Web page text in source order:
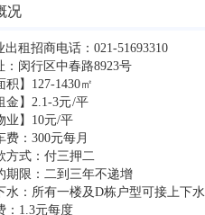
况
租招商电话：021-51693310
闵行区中春路8923号
积】127-1430㎡
金】2.1-3元 /平
业】10元/平
：300元每月
方式：付三押二
期限：二到三年不递增
水：所有一楼及D栋户型可接上下水
：1.3元每度